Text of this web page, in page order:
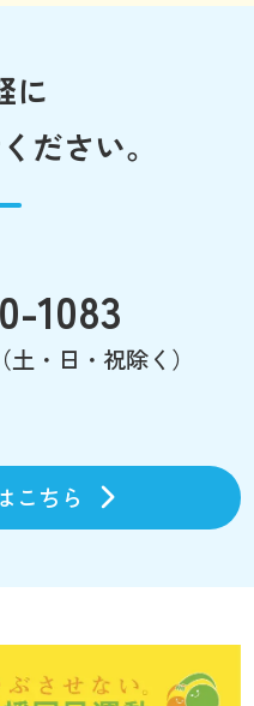
に
ださい。
1083
土・日・祝除く）
こちら